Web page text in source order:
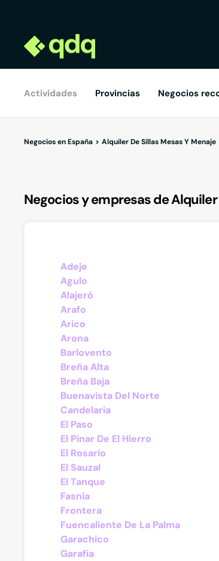
Actividades Provincias Negocios
Negocios en España Alquiler De Sillas Mesas Y Menaje
Negocios y empresas de Alquiler
Adeje
Agulo
Alajeró
Arafo
Arico
Arona
Barlovento
Breña Alta
Breña Baja
Buenavista Del Norte
Candelaria
El Paso
El Pinar De El Hierro
El Rosario
El Sauzal
El Tanque
Fasnia
Frontera
Fuencaliente De La Palma
Garachico
Garafía